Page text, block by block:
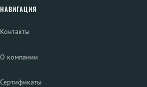
НАВИГАЦИЯ
Контакты
О компании
Сертификаты